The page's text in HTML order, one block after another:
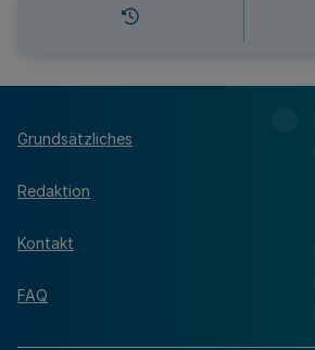
Grundsätzliches
Redaktion
Kontakt
FAQ